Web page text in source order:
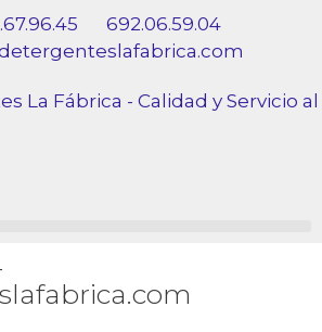
692.06.59.04